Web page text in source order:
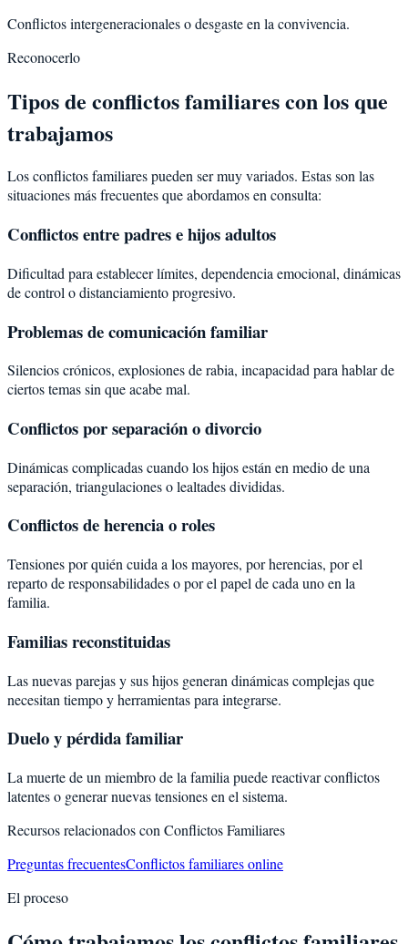
Conflictos intergeneracionales o desgaste en la convivencia.
Reconocerlo
Tipos de conflictos familiares con los que
trabajamos
Los conflictos familiares pueden ser muy variados. Estas son las
situaciones más frecuentes que abordamos en consulta:
Conflictos entre padres e hijos adultos
Dificultad para establecer límites, dependencia emocional, dinámicas
de control o distanciamiento progresivo.
Problemas de comunicación familiar
Silencios crónicos, explosiones de rabia, incapacidad para hablar de
ciertos temas sin que acabe mal.
Conflictos por separación o divorcio
Dinámicas complicadas cuando los hijos están en medio de una
separación, triangulaciones o lealtades divididas.
Conflictos de herencia o roles
Tensiones por quién cuida a los mayores, por herencias, por el
reparto de responsabilidades o por el papel de cada uno en la
familia.
Familias reconstituidas
Las nuevas parejas y sus hijos generan dinámicas complejas que
necesitan tiempo y herramientas para integrarse.
Duelo y pérdida familiar
La muerte de un miembro de la familia puede reactivar conflictos
latentes o generar nuevas tensiones en el sistema.
Recursos relacionados con Conflictos Familiares
Preguntas frecuentesConflictos familiares online
El proceso